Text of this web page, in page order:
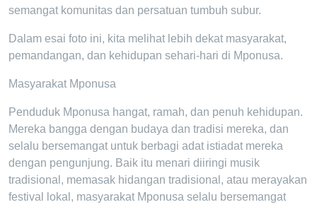
semangat komunitas dan persatuan tumbuh subur.
Dalam esai foto ini, kita melihat lebih dekat masyarakat,
pemandangan, dan kehidupan sehari-hari di Mponusa.
Masyarakat Mponusa
Penduduk Mponusa hangat, ramah, dan penuh kehidupan.
Mereka bangga dengan budaya dan tradisi mereka, dan
selalu bersemangat untuk berbagi adat istiadat mereka
dengan pengunjung. Baik itu menari diiringi musik
tradisional, memasak hidangan tradisional, atau merayakan
festival lokal, masyarakat Mponusa selalu bersemangat